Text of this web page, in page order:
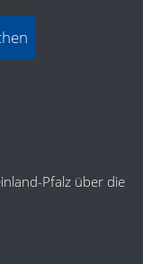
Pfalz über die